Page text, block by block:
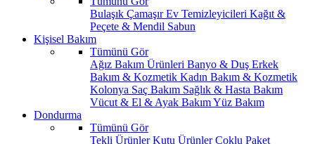
Bulaşık ÇamaşırEv Temizleyicileri Kağıt &
Peçete & Mendil Sabun
Kişisel Bakım
Tümünü Gör
Ağız Bakım Ürünleri Banyo & Duş Erkek
Bakım & Kozmetik Kadın Bakım & Kozmetik
Kolonya Saç Bakım Sağlık & Hasta Bakım
Vücut & El & Ayak BakımYüz Bakım
Dondurma
Tümünü Gör
Tekli ÜrünlerKutu ÜrünlerÇoklu Paket